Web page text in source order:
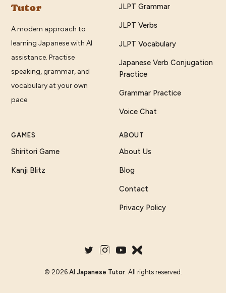
Tutor
A modern approach to
learning Japanese with AI
assistance. Practise
speaking, grammar, and
vocabulary at your own
pace.
JLPT Grammar
JLPT Verbs
JLPT Vocabulary
Japanese Verb Conjugation
Practice
Grammar Practice
Voice Chat
GAMES
Shiritori Game
Kanji Blitz
ABOUT
About Us
Blog
Contact
Privacy Policy
© 2026 AI Japanese Tutor. All rights reserved.